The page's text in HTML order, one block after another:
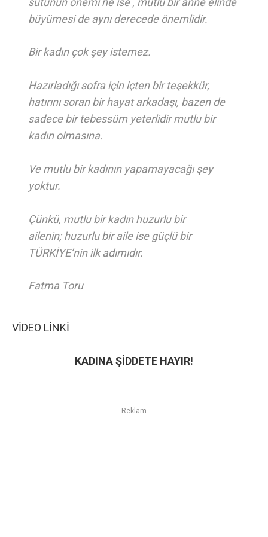
büyümesi de aynı derecede önemlidir.
Bir kadın çok şey istemez.
Hazırladığı sofra için içten bir teşekkür,
hatırını soran bir hayat arkadaşı, bazen de
sadece bir tebessüm yeterlidir mutlu bir
kadın olmasına.
Ve mutlu bir kadının yapamayacağı şey
yoktur.
Çünkü, mutlu bir kadın huzurlu bir
ailenin; huzurlu bir aile ise güçlü bir
TÜRKİYE’nin ilk adımıdır.
Fatma Toru
VİDEO LİNKİ
KADINA ŞİDDETE HAYIR!
Reklam